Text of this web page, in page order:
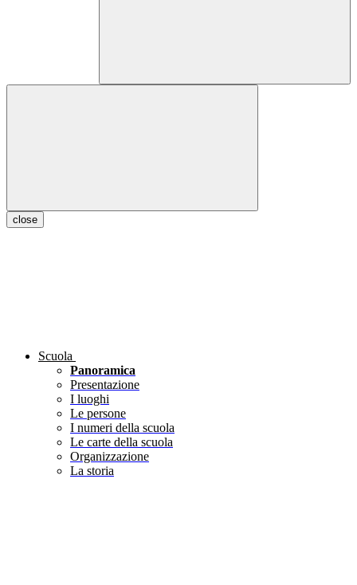
close
Scuola
Panoramica
Presentazione
I luoghi
Le persone
I numeri della scuola
Le carte della scuola
Organizzazione
La storia